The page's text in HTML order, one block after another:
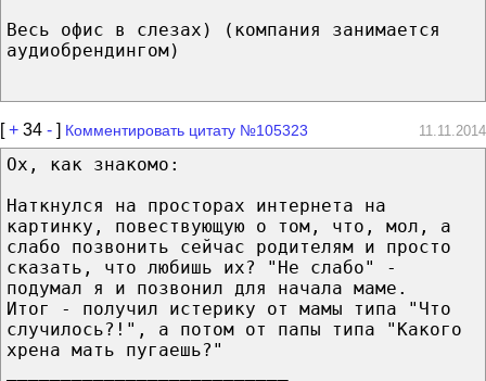
Весь офис в слезах) (компания занимается
аудиобрендингом)
[+ 34 - ] Комментировать цитату №105323 11.11.2014
Ох, как знакомо:
Наткнулся на просторах интернета на
картинку, повествующую о том, что, мол, а
слабо позвонить сейчас родителям и просто
сказать, что любишь их? "Не слабо" -
подумал я и позвонил для начала маме.
Итог - получил истерику от мамы типа "Что
случилось?!", а потом от папы типа "Какого
хрена мать пугаешь?"